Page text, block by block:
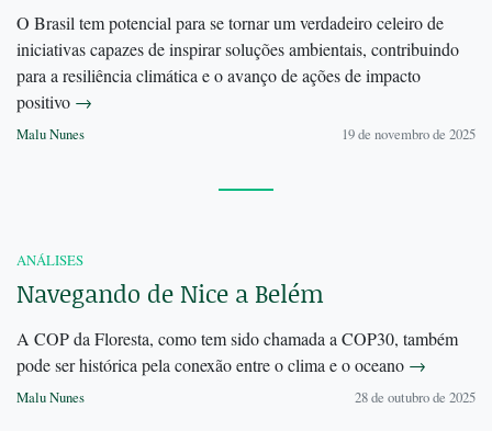
O Brasil tem potencial para se tornar um verdadeiro celeiro de
iniciativas capazes de inspirar soluções ambientais, contribuindo
para a resiliência climática e o avanço de ações de impacto
positivo →
Malu Nunes 19 de novembro de 2025
ANÁLISES
Navegando de Nice a Belém
A COP da Floresta, como tem sido chamada a COP30, também
pode ser histórica pela conexão entre o clima e o oceano →
Malu Nunes 28 de outubro de 2025